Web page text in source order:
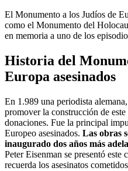
El Monumento a los Judíos de
como el Monumento del
en memoria a uno de los
Historia del
Europa asesinados
En 1.989 una periodista
promover la construcción de
donaciones. Fue la principal
Europeo asesinados. Las obras
inaugurado dos años más
Peter Eisenman se presentó
recuerda los asesinatos